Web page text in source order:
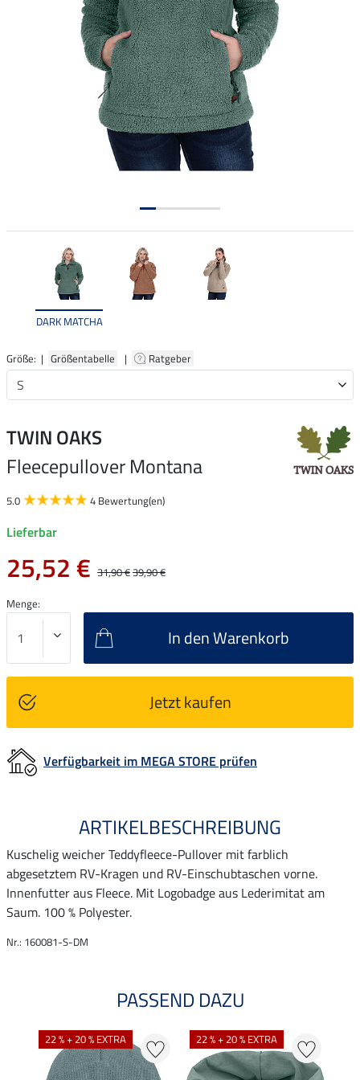
DARK MATCHA
Größe: | Größentabelle | Ratgeber
TWIN OAKS
Fleecepullover Montana
5.0 4 Bewertung(en)
Lieferbar
25,52 € 31,90 €39,90 €
Menge:
In den Warenkorb
Jetzt kaufen
Verfügbarkeit im MEGA STORE prüfen
ARTIKELBESCHREIBUNG
Kuschelig weicher Teddyfleece-Pullover mit farblich
abgesetztem RV-Kragen und RV-Einschubtaschen vorne.
Innenfutter aus Fleece. Mit Logobadge aus Lederimitat am
Saum. 100 % Polyester.
Nr.: 160081-S-DM
PASSEND DAZU
22 % + 20 % EXTRA 22 % + 20 % EXTRA